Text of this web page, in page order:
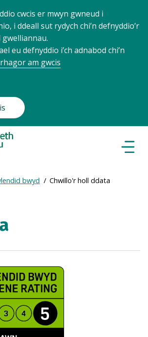
cwcis er mwyn gwneud i
i ddeall sut rydych chi’n defnyddio’r
gwelliannau.
eu defnyddio i’ch adnabod chi’n
am gwcis
bwyd Chwillo'r holl ddata